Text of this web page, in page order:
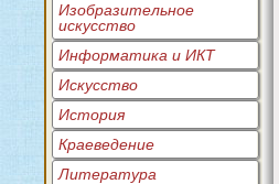
Изобразительное
искусство
Информатика и ИКТ
Искусство
История
Краеведение
Литература